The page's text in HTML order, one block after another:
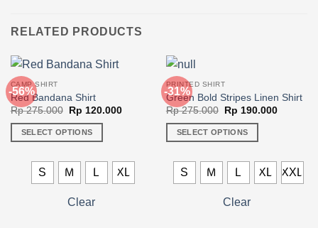
RELATED PRODUCTS
-56%
CAMP SHIRT
Red Bandana Shirt
Rp275.000
Original
price
was:
Rp 275.000.
Rp 120.000Current
SELECT OPTIONS
product
S M L XL
Clear
-31%
PRINTED SHIRT
Green Bold Stripes Linen Shirt
Rp275.000
Original
price
was:
Rp 275.000.
Rp 190.000Current
SELECT OPTIONS
product
has
S M L XL XXL
Clear